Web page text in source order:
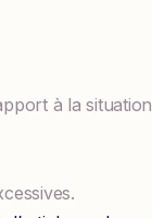
à la situation